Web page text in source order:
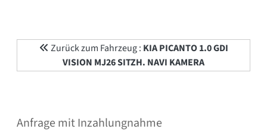
Zurück zum Fahrzeug : KIA PICANTO 1.0 GDI
VISION MJ26 SITZH. NAVI KAMERA
Anfrage mit Inzahlungnahme